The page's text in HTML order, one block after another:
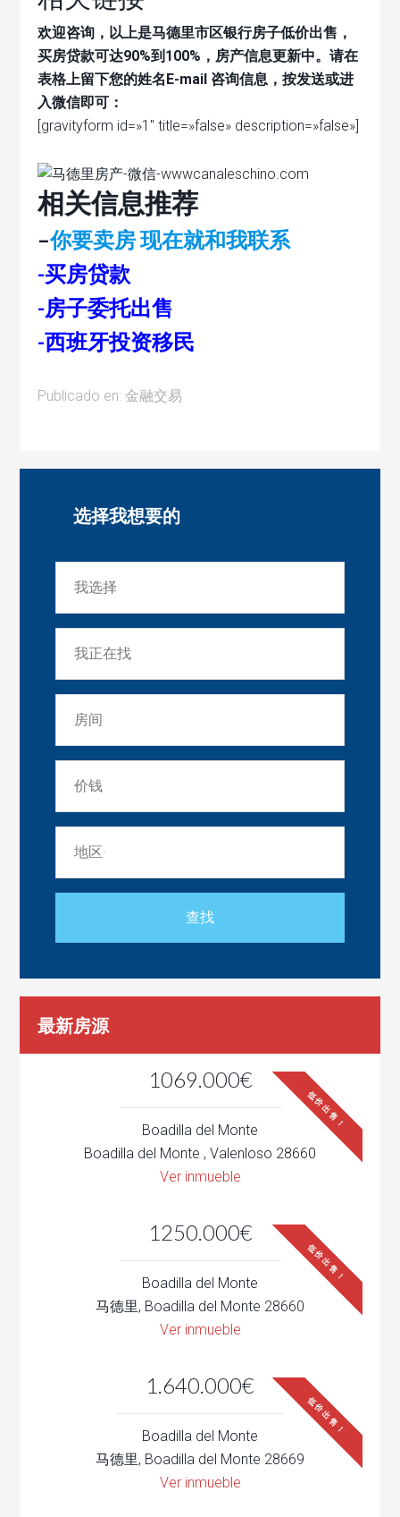
欢迎咨询，以上是马德里市区银行房子低价出售，
买房贷款可达90%到100%，房产信息更新中。请在
表格上留下您的姓名E-mail 咨询信息，按发送或进
入微信即可：
[gravityform id=»1″ title=»false» description=»false»]
相关信息推荐
–你要卖房 现在就和我联系
-买房贷款
-房子委托出售
-西班牙投资移民
Publicado en: 金融交易
选择我想要的
最新房源
1069.000€
低价出售！
Boadilla del Monte
Boadilla del Monte , Valenloso 28660
Ver inmueble
1250.000€
低价出售！
Boadilla del Monte
马德里, Boadilla del Monte 28660
Ver inmueble
1.640.000€
低价出售！
Boadilla del Monte
马德里, Boadilla del Monte 28669
Ver inmueble